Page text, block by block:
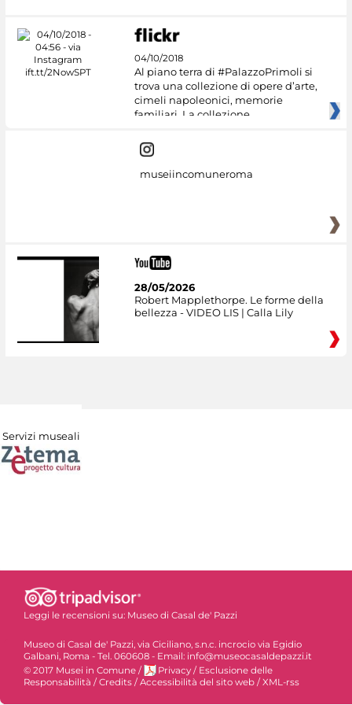
04/10/2018
Al piano terra di #PalazzoPrimoli si
trova una collezione di opere d’arte,
cimeli napoleonici, memorie
familiari. La collezione
museiincomuneroma
28/05/2026
Robert Mapplethorpe. Le forme della
bellezza - VIDEO LIS | Calla Lily
Servizi museali
Leggi le recensioni su: Museo di Casal de' Pazzi
Museo di Casal de' Pazzi, via Ciciliano, s.n.c. incrocio via Egidio
Galbani, Roma - Tel. 060608 - Email: info@museocasaldepazzi.it
© 2017 Musei in Comune / Privacy / Esclusione delle
Responsabilità /Credits /Accessibilità del sito web /XML-rss